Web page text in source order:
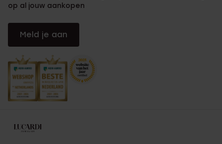
op al jouw aankopen
Meld je aan